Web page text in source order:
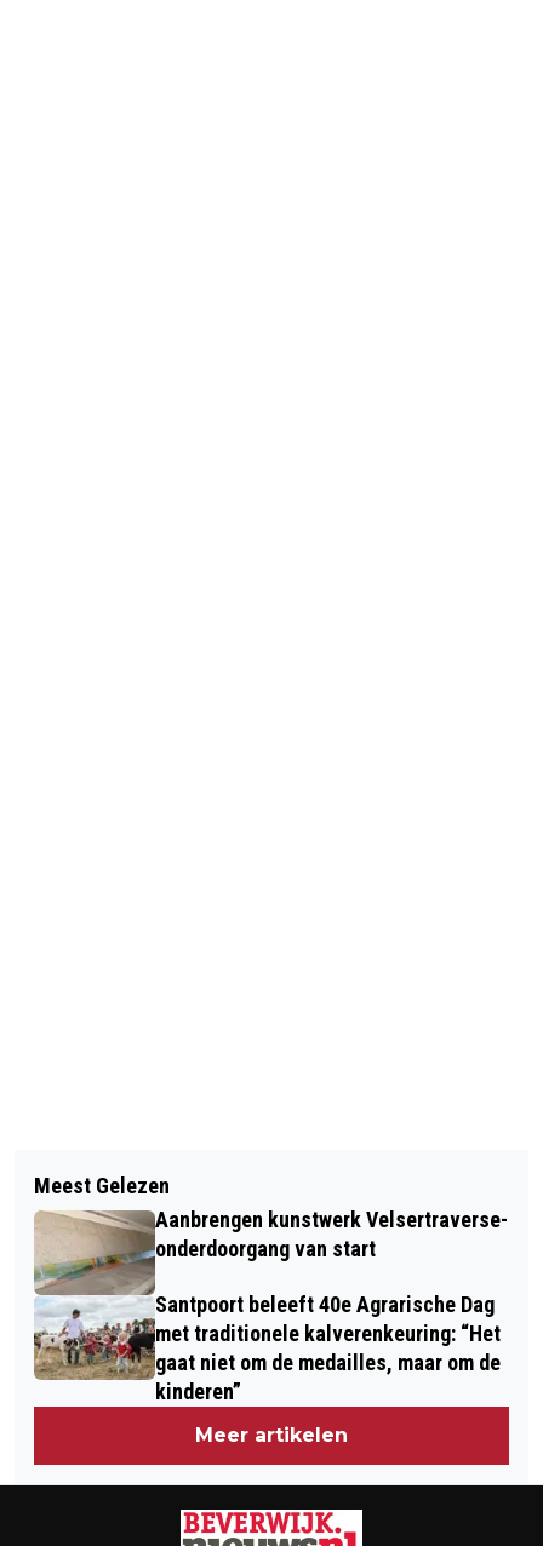
PROGRAMMERING THEATERWEEKEND
2025 BEKEND!
ERNST, BOBBIE EN DE REST MET
SINTERKLAASVOORSTELLING IN
KENNEMER THEATER
Meest Gelezen
Aanbrengen kunstwerk Velsertraverse-
onderdoorgang van start
Santpoort beleeft 40e Agrarische Dag
met traditionele kalverenkeuring: “Het
gaat niet om de medailles, maar om de
kinderen”
Meer artikelen